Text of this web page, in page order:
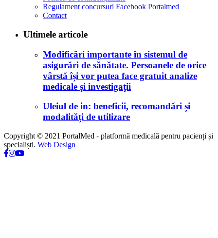
Regulament concursuri Facebook Portalmed
Contact
Ultimele articole
Modificări importante în sistemul de
asigurări de sănătate. Persoanele de orice
vârstă își vor putea face gratuit analize
medicale şi investigaţii
Uleiul de in: beneficii, recomandări și
modalități de utilizare
Copyright © 2021 PortalMed - platformă medicală pentru pacienți și
specialiști. Web Design